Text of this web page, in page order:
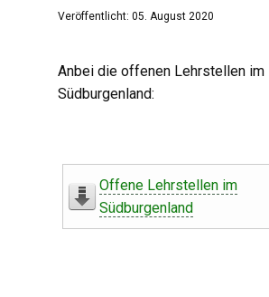
Veröffentlicht: 05. August 2020
Anbei die offenen Lehrstellen im
Südburgenland:
Offene Lehrstellen im
Südburgenland